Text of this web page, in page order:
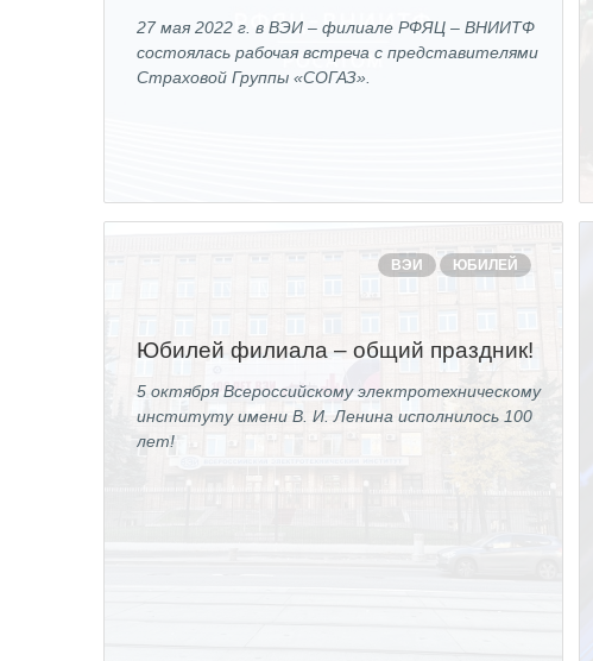
27 мая 2022 г. в ВЭИ – филиале РФЯЦ – ВНИИТФ
состоялась рабочая встреча с представителями
Страховой Группы «СОГАЗ».
ВЭИ ЮБИЛЕЙ
Юбилей филиала – общий праздник!
5 октября Всероссийскому электротехническому
институту имени В. И. Ленина исполнилось 100
лет!